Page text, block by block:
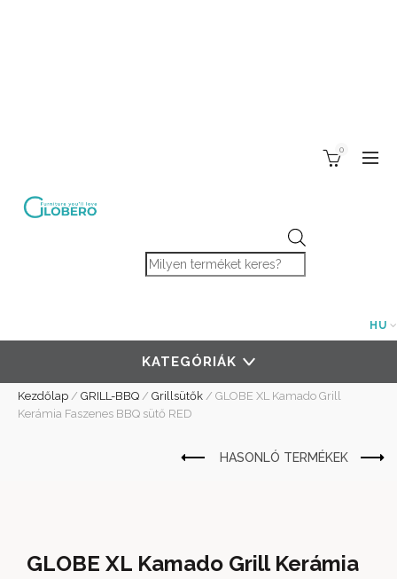
Products search
0
HU
KATEGÓRIÁK
Kezdőlap / GRILL-BBQ / Grillsütők / GLOBE XL Kamado Grill
Kerámia Faszenes BBQ sütő RED
GLOBE XL Kamado Grill Kerámia